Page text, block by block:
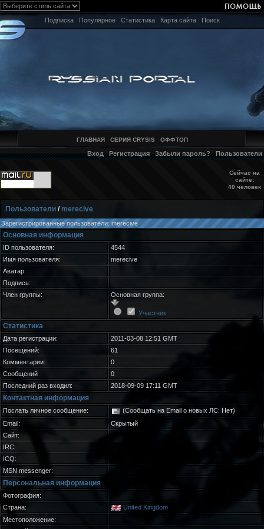
Подписка Популярное Статистика Карта сайта Поиск
ГЛАВНАЯ СЕРИЯ CRYSIS ОФФТОП
Вход Регистрация Забыли пароль? Пользователи
Сейчас на
сайте:
40 человек
Пользователи / merecive
Зарегистрированные пользователи: merecive
Основная информация
ID пользователя:
4544
Имя пользователя:
merecive
Аватар:
Подпись:
Член группы:
Основная группа:
Участник
Статистика
Дата регистрации:
2011-03-08 12:51 GMT
Посещений:
61
Комментарии:
0
Сообщений
0
Последний раз входил:
2018-09-09 17:11 GMT
Контактная информация
Послать личное сообщение:
(Сообщать на Email о новых ЛС: Нет)
Email:
Скрытый
Сайт:
IRC:
ICQ:
MSN messenger:
Персональная информация
Фотография:
Страна:
United Kingdom
Местоположение: